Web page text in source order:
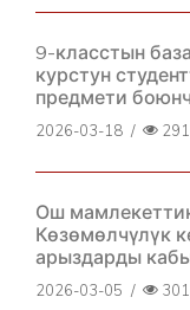
9-класстын
курстун
предмети
2026-03-18 /
Ош
Көзөмөлчүлүк
арыздарды
2026-03-05 /